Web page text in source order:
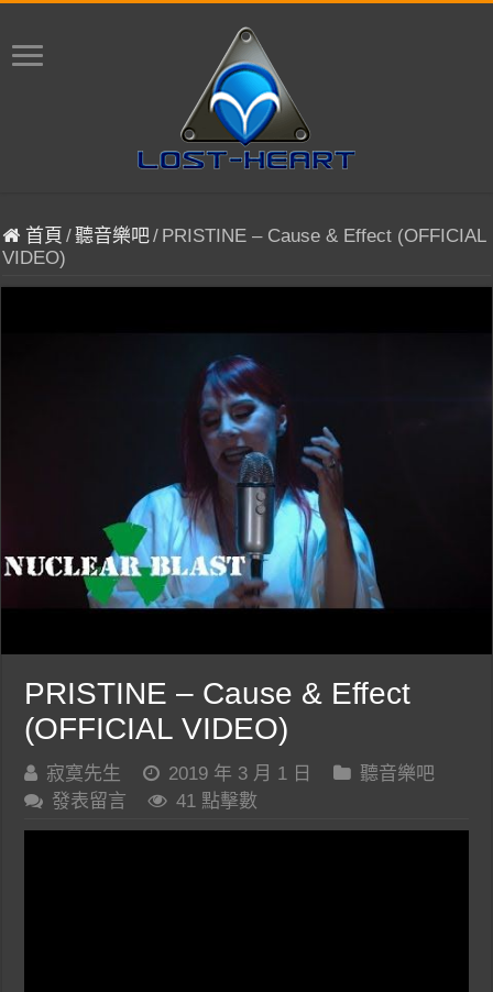
首頁 /聽音樂吧/ PRISTINE – Cause & Effect (OFFICIAL
VIDEO)
PRISTINE – Cause & Effect
(OFFICIAL VIDEO)
寂寞先生 2019 年 3 月 1 日
聽音樂吧
發表留言
41 點擊數